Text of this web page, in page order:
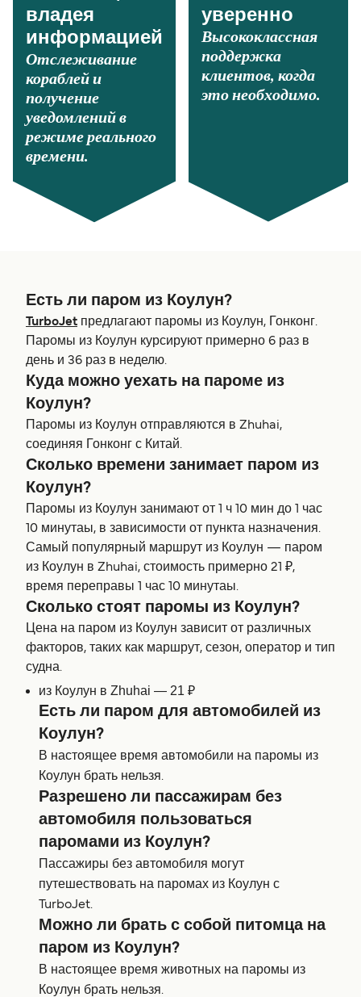
владея
информацией
Отслеживание
кораблей и
получение
уведомлений в
режиме реального
времени.
уверенно
Высококлассная
поддержка
клиентов, когда
это необходимо.
Есть ли паром из Коулун?
TurboJet предлагают паромы из Коулун, Гонконг.
Паромы из Коулун курсируют примерно 6 раз в
день и 36 раз в неделю.
Куда можно уехать на пароме из
Коулун?
Паромы из Коулун отправляются в Zhuhai,
соединяя Гонконг с Китай.
Сколько времени занимает паром из
Коулун?
Паромы из Коулун занимают от 1 ч 10 мин до 1 час
10 минутаы, в зависимости от пункта назначения.
Самый популярный маршрут из Коулун — паром
из Коулун в Zhuhai, стоимость примерно 21 ₽,
время переправы 1 час 10 минутаы.
Сколько стоят паромы из Коулун?
Цена на паром из Коулун зависит от различных
факторов, таких как маршрут, сезон, оператор и тип
судна.
из Коулун в Zhuhai — 21 ₽
Есть ли паром для автомобилей из
Коулун?
В настоящее время автомобили на паромы из
Коулун брать нельзя.
Разрешено ли пассажирам без
автомобиля пользоваться
паромами из Коулун?
Пассажиры без автомобиля могут
путешествовать на паромах из Коулун с
TurboJet.
Можно ли брать с собой питомца на
паром из Коулун?
В настоящее время животных на паромы из
Коулун брать нельзя.